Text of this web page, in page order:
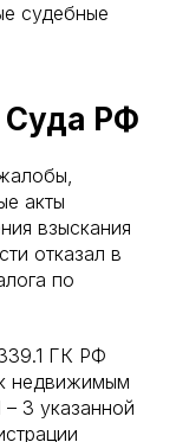
судебные
Суда РФ
акты
взыскания
отказал в
по
ГК РФ
недвижимым
3 указанной